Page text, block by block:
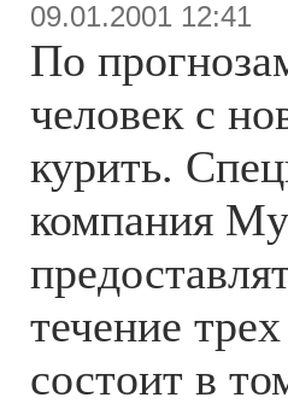
09.01.2001 12:41
По
человек с
курить.
компания
течение
состоит в